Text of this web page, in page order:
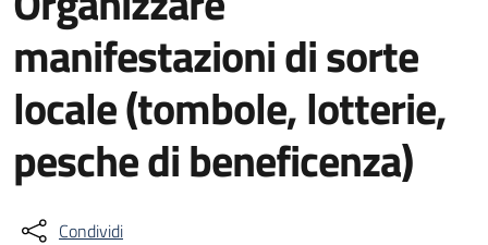
manifestazioni di sorte
locale (tombole, lotterie,
pesche di beneficenza)
Condividi